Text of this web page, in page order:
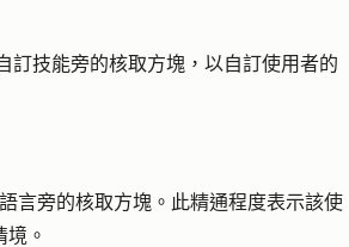
訂技能旁的核取方塊 ，以自訂使用者的
言旁的核取方塊 。此精通程度表示該使
。